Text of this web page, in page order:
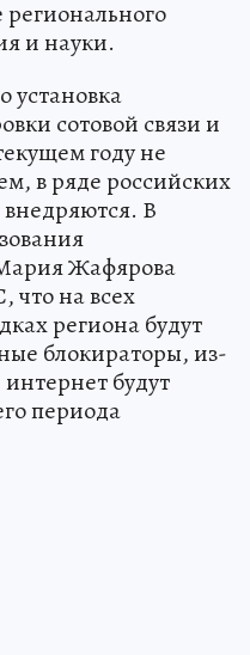
и науки.
установка
сотовой связи и
году не
в ряде российских
В
Жафярова
что на всех
региона будут
блокираторы, из-
интернет будут
периода